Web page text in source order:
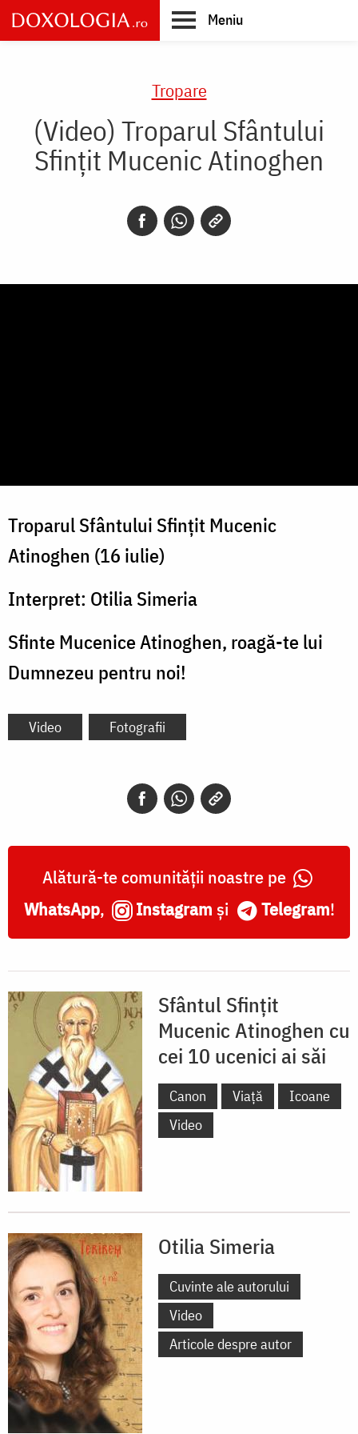
Skip
to
main
Meniu
Tropare
(Video) Troparul Sfântului
Sfințit Mucenic Atinoghen
Troparul Sfântului Sfințit Mucenic
Atinoghen (16 iulie)
Interpret: Otilia Simeria
Sfinte Mucenice Atinoghen, roagă-te lui
Dumnezeu pentru noi!
Video Fotografii
Alătură-te comunității noastre pe
WhatsApp, Instagram și Telegram!
Sfântul Sfințit
Mucenic Atinoghen cu
cei 10 ucenici ai săi
Canon Viață
Icoane
Video
Otilia Simeria
Cuvinte ale autorului
Video
Articole despre autor